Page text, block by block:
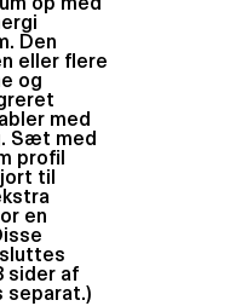
op med
Den
eller flere
og
med
Sæt med
profil
til
en
sider af
separat.)